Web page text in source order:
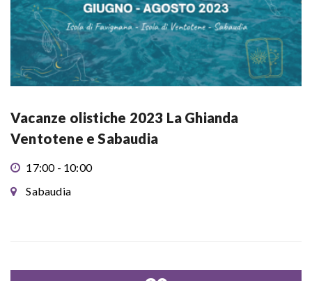
Vacanze olistiche 2023 La Ghianda
Ventotene e Sabaudia
17:00 - 10:00
Sabaudia